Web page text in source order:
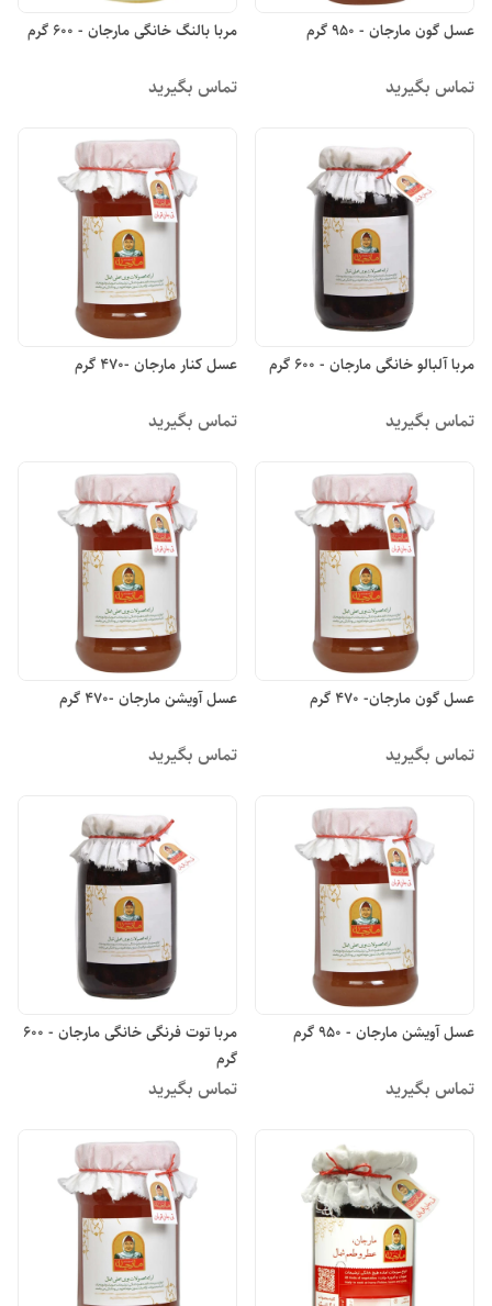
عسل گون مارجان - 950 گرم
تماس بگیرید
مربا بالنگ خانگی مارجان - 600 گرم
تماس بگیرید
مربا آلبالو خانگی مارجان - 600 گرم
تماس بگیرید
عسل کنار مارجان -470 گرم
تماس بگیرید
عسل گون مارجان- 470 گرم
تماس بگیرید
عسل آویشن مارجان -470 گرم
تماس بگیرید
عسل آویشن مارجان - 950 گرم
تماس بگیرید
مربا توت فرنگی خانگی مارجان - 600
گرم
تماس بگیرید